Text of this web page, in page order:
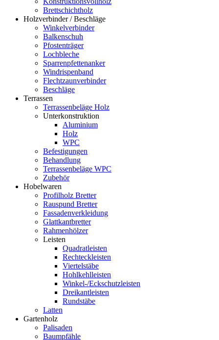
Brettschichtholz
Holzverbinder / Beschläge
Winkelverbinder
Balkenschuh
Pfostenträger
Lochbleche
Sparrenpfettenanker
Windrispenband
Flechtzaunverbinder
Beschläge
Terrassen
Terrassenbeläge Holz
Unterkonstruktion
Aluminium
Holz
WPC
Befestigungen
Behandlung
Terrassenbeläge WPC
Zubehör
Hobelwaren
Profilholz Bretter
Rauspund Bretter
Fassadenverkleidung
Glattkantbretter
Rahmenhölzer
Leisten
Quadratleisten
Rechteckleisten
Viertelstäbe
Hohlkehlleisten
Winkel-/Eckschutzleisten
Dreikantleisten
Rundstäbe
Latten
Gartenholz
Palisaden
Baumpfähle